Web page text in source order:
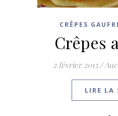
CRÊPES
Crêpes
2 février 2015 /
LIRE LA